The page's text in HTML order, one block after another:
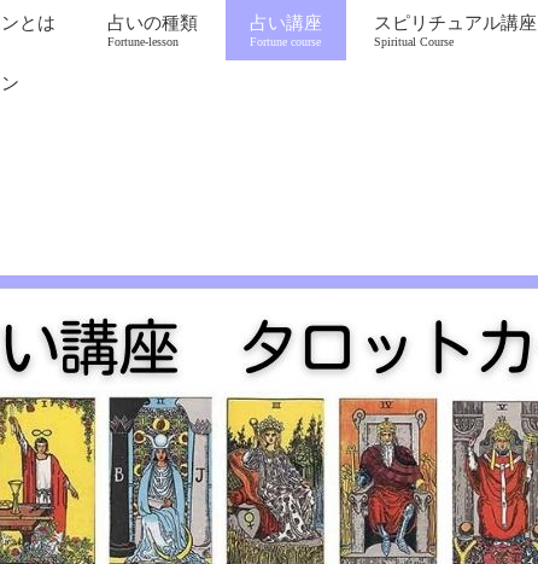
とは 占いの種類
Fortune-lesson
占い講座
Fortune course
スピリチュアル講座
Spiritual Course